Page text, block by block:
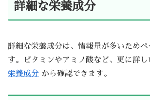
詳細な栄養成分
詳細な栄養成分は、情報量が多いためペ
す。ビタミンやアミノ酸など、更に詳し
栄養成分 から確認できます。